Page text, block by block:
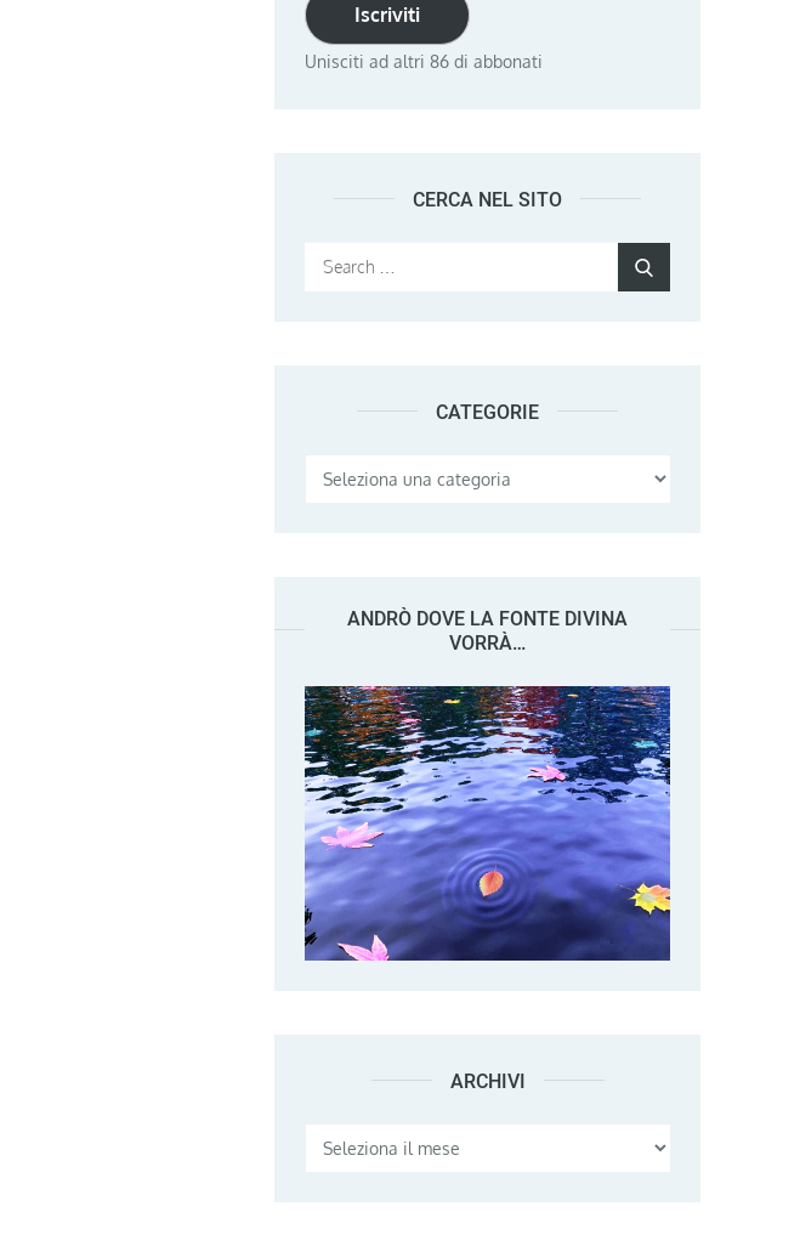
Iscriviti
Unisciti ad altri 86 di abbonati
CERCA NEL SITO
Search
CATEGORIE
Categorie
ANDRÒ DOVE LA FONTE DIVINA
VORRÀ…
ARCHIVI Archivi